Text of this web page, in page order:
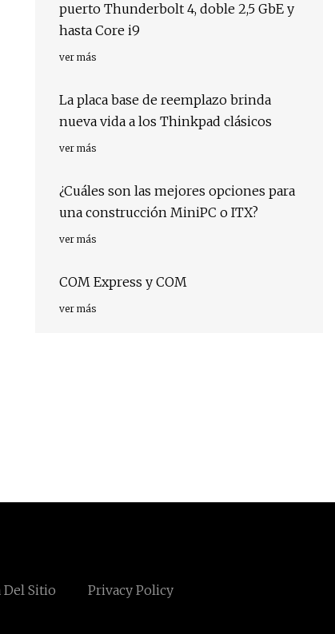
puerto Thunderbolt 4, doble 2,5 GbE y
hasta Core i9
ver más
La placa base de reemplazo brinda
nueva vida a los Thinkpad clásicos
ver más
¿Cuáles son las mejores opciones para
una construcción MiniPC o ITX?
ver más
COM Express y COM
ver más
Del Sitio Privacy Policy